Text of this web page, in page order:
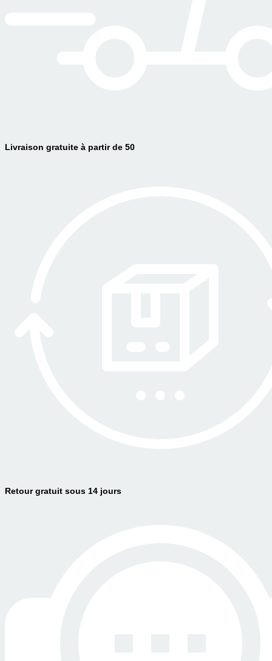
Livraison gratuite à partir de 50
Retour gratuit sous 14 jours